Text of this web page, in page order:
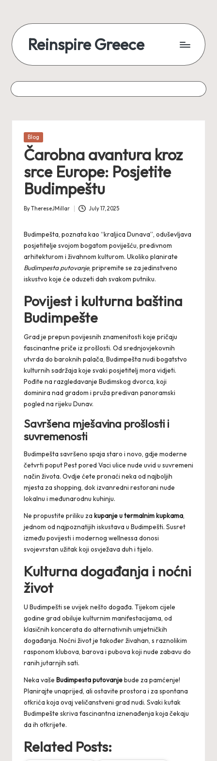
Reinspire Greece
Posted
in
Blog
Čarobna avantura kroz
srce Europe: Posjetite
Budimpeštu
Posted
ByThereseJMillar July 17, 2025
Budimpešta, poznata kao “kraljica Dunava”, oduševljava
posjetitelje svojom bogatom poviješću, predivnom
arhitekturom i živahnom kulturom. Ukoliko planirate
Budimpesta putovanje, pripremite se za jedinstveno
iskustvo koje će oduzeti dah svakom putniku.
Povijest i kulturna baština
Budimpešte
Grad je prepun povijesnih znamenitosti koje pričaju
fascinantne priče iz prošlosti. Od srednjovjekovnih
utvrda do baroknih palača, Budimpešta nudi bogatstvo
kulturnih sadržaja koje svaki posjetitelj mora vidjeti.
Pođite na razgledavanje Budimskog dvorca, koji
dominira nad gradom i pruža predivan panoramski
pogled na rijeku Dunav.
Savršena mješavina prošlosti i
suvremenosti
Budimpešta savršeno spaja staro i novo, gdje moderne
četvrti poput Pest pored Vaci ulice nude uvid u suvremeni
način života. Ovdje ćete pronaći neka od najboljih
mjesta za shopping, dok izvanredni restorani nude
lokalnu i međunarodnu kuhinju.
Ne propustite priliku za kupanje u termalnim kupkama,
jednom od najpoznatijih iskustava u Budimpešti. Susret
između povijesti i modernog wellnessa donosi
svojevrstan užitak koji osvježava duh i tijelo.
Kulturna događanja i noćni
život
U Budimpešti se uvijek nešto događa. Tijekom cijele
godine grad obiluje kulturnim manifestacijama, od
klasičnih koncerata do alternativnih umjetničkih
događanja. Noćni život je također živahan, s raznolikim
rasponom klubova, barova i pubova koji nude zabavu do
ranih jutarnjih sati.
Neka vaše Budimpesta putovanjebude za pamćenje!
Planirajte unaprijed, ali ostavite prostora i za spontana
otkrića koja ovaj veličanstveni grad nudi. Svaki kutak
Budimpešte skriva fascinantna iznenađenja koja čekaju
da ih otkrijete.
Related Posts: